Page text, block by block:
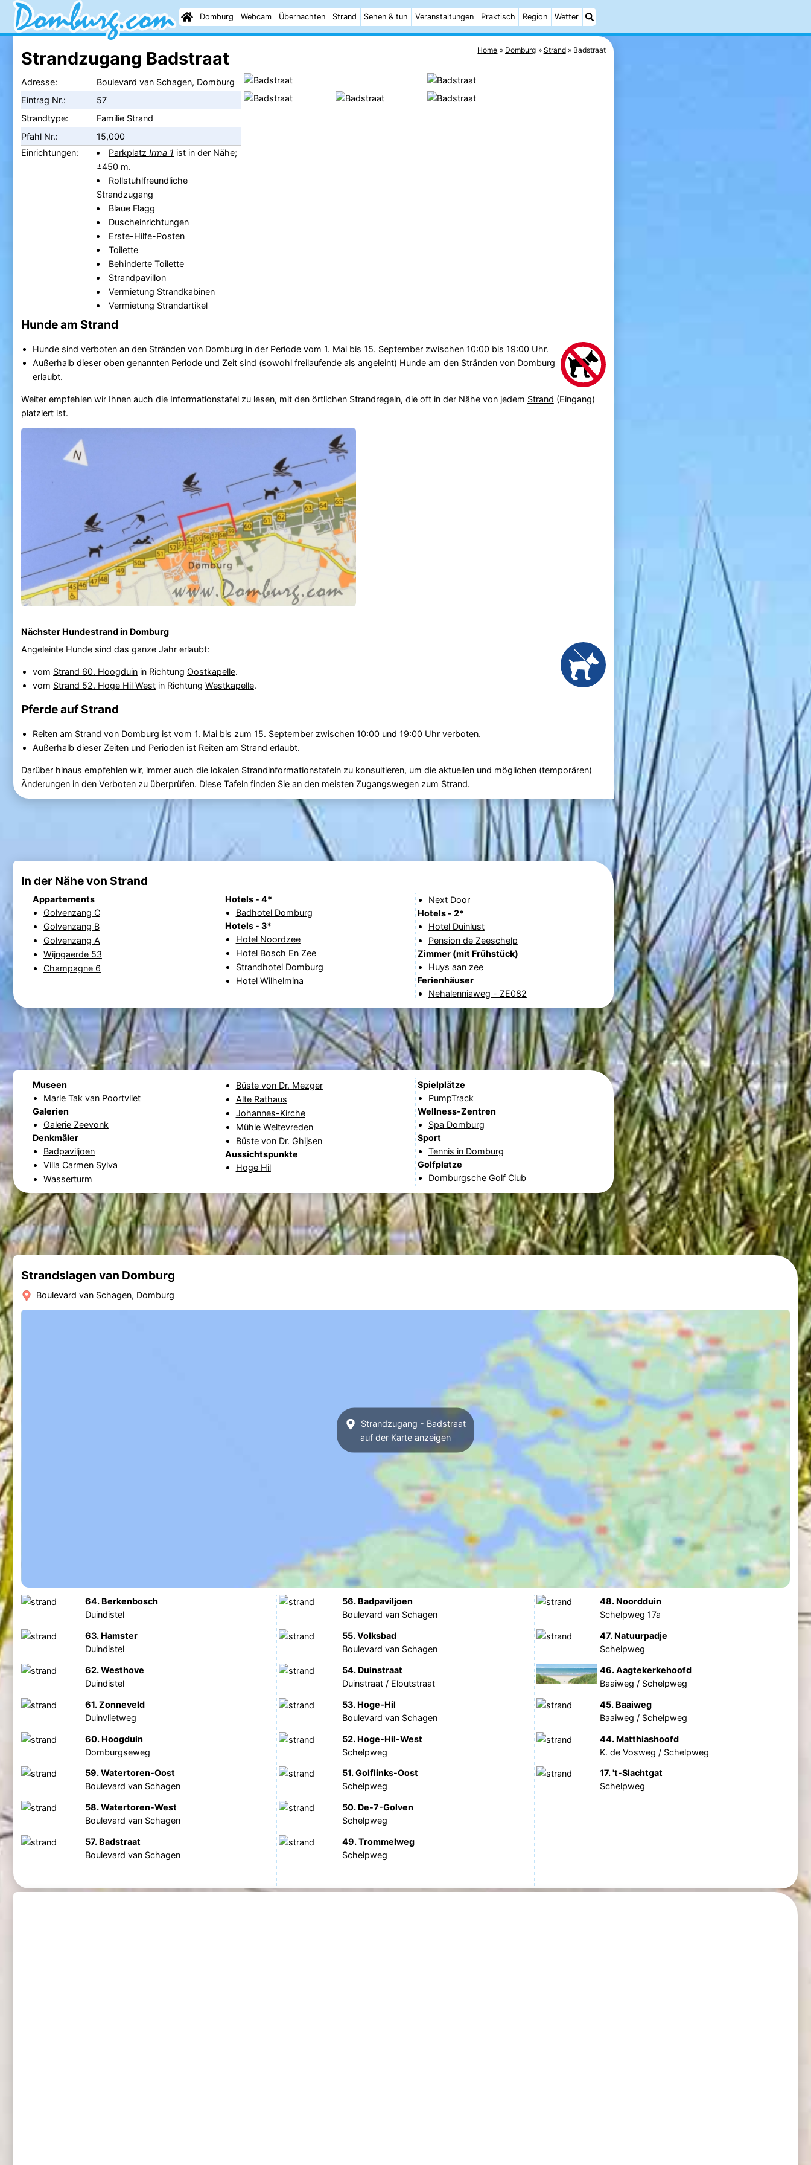
Domburg Webcam Übernachten Strand Sehen & tun Veranstaltungen Praktisch Region Wetter
Home Domburg Strand Badstraat
Strandzugang Badstraat
Adresse: Boulevard van Schagen, Domburg
Eintrag Nr.:
57
Strandtype:
Familie Strand
Pfahl Nr.:
15,000
Einrichtungen:
ParkplatzIrma 1 ist in der Nähe;
±450 m.
Rollstuhlfreundliche
Strandzugang
Blaue Flagg
Duscheinrichtungen
Erste-Hilfe-Posten
Toilette
Behinderte Toilette
Strandpavillon
Vermietung Strandkabinen
Vermietung Strandartikel
Hunde am Strand
Hunde sind verboten an den Strändenvon Domburg in der Periode vom 1. Mai bis 15. September zwischen 10:00 bis 19:00 Uhr.
Außerhalb dieser oben genannten Periode und Zeit sind (sowohl freilaufende als angeleint) Hunde am den Strändenvon Domburg
erlaubt.
Weiter empfehlen wir Ihnen auch die Informationstafel zu lesen, mit den örtlichen Strandregeln, die oft in der Nähe von jedem Strand (Eingang)
platziert ist.
Nächster Hundestrand in Domburg
Angeleinte Hunde sind das ganze Jahr erlaubt:
vom Strand 60. Hoogduinin Richtung Oostkapelle.
vom Strand 52. Hoge Hil Westin Richtung Westkapelle.
Pferde auf Strand
Reiten am Strand von Domburg ist vom 1. Mai bis zum 15. September zwischen 10:00 und 19:00 Uhr verboten.
Außerhalb dieser Zeiten und Perioden ist Reiten am Strand erlaubt.
Darüber hinaus empfehlen wir, immer auch die lokalen Strandinformationstafeln zu konsultieren, um die aktuellen und möglichen (temporären)
Änderungen in den Verboten zu überprüfen. Diese Tafeln finden Sie an den meisten Zugangswegen zum Strand.
In der Nähe von Strand
Appartements
Golvenzang C
Golvenzang B
Golvenzang A
Wijngaerde 53
Champagne 6
Hotels - 4*
Badhotel Domburg
Hotels - 3*
Hotel Noordzee
Hotel Bosch En Zee
Strandhotel Domburg
Hotel Wilhelmina
Next Door
Hotels - 2*
Hotel Duinlust
Pension de Zeeschelp
Zimmer (mit Frühstück)
Huys aan zee
Ferienhäuser
Nehalenniaweg - ZE082
Museen
Marie Tak van Poortvliet
Galerien
Galerie Zeevonk
Denkmäler
Badpaviljoen
Villa Carmen Sylva
Wasserturm
Büste von Dr. Mezger
Alte Rathaus
Johannes-Kirche
Mühle Weltevreden
Büste von Dr. Ghijsen
Aussichtspunkte
Hoge Hil
Spielplätze
PumpTrack
Wellness-Zentren
Spa Domburg
Sport
Tennis in Domburg
Golfplatze
Domburgsche Golf Club
Strandslagen van Domburg
Boulevard van Schagen, Domburg
Strandzugang - Badstraat
auf der Karte anzeigen
64. Berkenbosch
Duindistel
63. Hamster
Duindistel
62. Westhove
Duindistel
61. Zonneveld
Duinvlietweg
60. Hoogduin
Domburgseweg
59. Watertoren-Oost
Boulevard van Schagen
58. Watertoren-West
Boulevard van Schagen
57. Badstraat
Boulevard van Schagen
56. Badpaviljoen
Boulevard van Schagen
55. Volksbad
Boulevard van Schagen
54. Duinstraat
Duinstraat / Eloutstraat
53. Hoge-Hil
Boulevard van Schagen
52. Hoge-Hil-West
Schelpweg
51. Golflinks-Oost
Schelpweg
50. De-7-Golven
Schelpweg
49. Trommelweg
Schelpweg
48. Noordduin
Schelpweg 17a
47. Natuurpadje
Schelpweg
46. Aagtekerkehoofd
Baaiweg / Schelpweg
45. Baaiweg
Baaiweg / Schelpweg
44. Matthiashoofd
K. de Vosweg / Schelpweg
17. 't-Slachtgat
Schelpweg